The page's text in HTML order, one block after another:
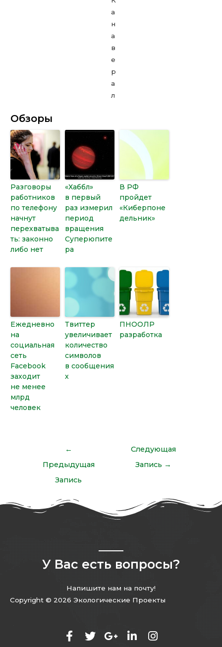
Обзоры
Разговоры
работников
по телефону
начнут
перехватыва
ть: законно
либо нет
«Хаббл»
в первый
раз измерил
период
вращения
Суперюпите
ра
В РФ
пройдет
«Киберпоне
дельник»
Ежедневно
на
социальная
сеть
Facebook
заходит
не менее
млрд
человек
Твиттер
увеличивает
количество
символов
в сообщения
х
ПНООЛР
разработка
←
Предыдущая
Запись
Следующая
Запись →
У Вас есть вопросы?
Напишите нам на почту!
Copyright © 2026 Экологические Проекты